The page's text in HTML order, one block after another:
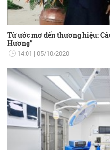
Từ ước mơ đến thương hiệu:
Hương”
14:01 05/10/2020